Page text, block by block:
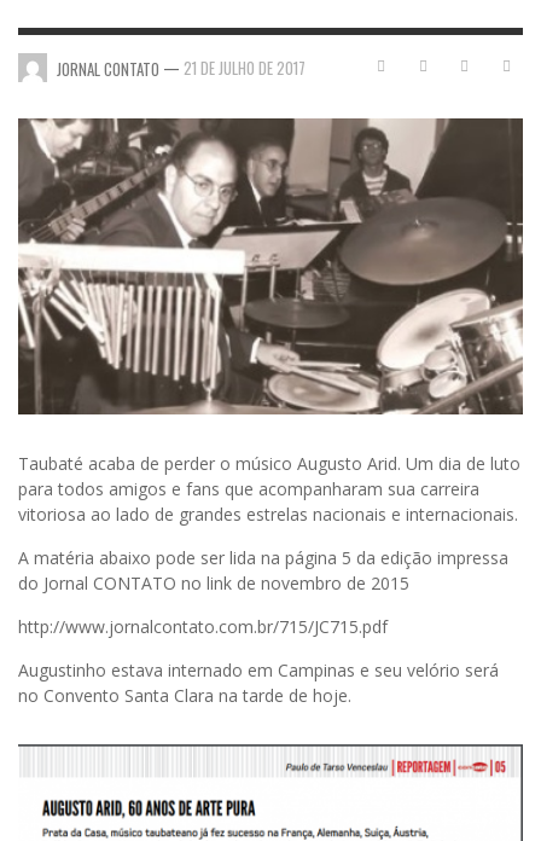
JORNAL CONTATO — 21 DE JULHO DE 2017
Taubaté acaba de perder o músico Augusto Arid. Um dia de luto
para todos amigos e fans que acompanharam sua carreira
vitoriosa ao lado de grandes estrelas nacionais e internacionais.
A matéria abaixo pode ser lida na página 5 da edição impressa
do Jornal CONTATO no link de novembro de 2015
http://www.jornalcontato.com.br/715/JC715.pdf
Augustinho estava internado em Campinas e seu velório será
no Convento Santa Clara na tarde de hoje.